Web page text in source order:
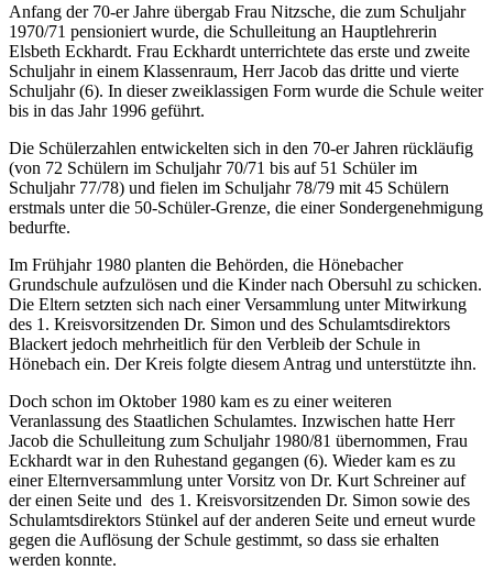
Anfang der 70-er Jahre übergab Frau Nitzsche, die zum Schuljahr
1970/71 pensioniert wurde, die Schulleitung an Hauptlehrerin
Elsbeth Eckhardt. Frau Eckhardt unterrichtete das erste und zweite
Schuljahr in einem Klassenraum, Herr Jacob das dritte und vierte
Schuljahr (6). In dieser zweiklassigen Form wurde die Schule weiter
bis in das Jahr 1996 geführt.
Die Schülerzahlen entwickelten sich in den 70-er Jahren rückläufig
(von 72 Schülern im Schuljahr 70/71 bis auf 51 Schüler im
Schuljahr 77/78) und fielen im Schuljahr 78/79 mit 45 Schülern
erstmals unter die 50-Schüler-Grenze, die einer Sondergenehmigung
bedurfte.
Im Frühjahr 1980 planten die Behörden, die Hönebacher
Grundschule aufzulösen und die Kinder nach Obersuhl zu schicken.
Die Eltern setzten sich nach einer Versammlung unter Mitwirkung
des 1. Kreisvorsitzenden Dr. Simon und des Schulamtsdirektors
Blackert jedoch mehrheitlich für den Verbleib der Schule in
Hönebach ein. Der Kreis folgte diesem Antrag und unterstützte ihn.
Doch schon im Oktober 1980 kam es zu einer weiteren
Veranlassung des Staatlichen Schulamtes. Inzwischen hatte Herr
Jacob die Schulleitung zum Schuljahr 1980/81 übernommen, Frau
Eckhardt war in den Ruhestand gegangen (6). Wieder kam es zu
einer Elternversammlung unter Vorsitz von Dr. Kurt Schreiner auf
der einen Seite und des 1. Kreisvorsitzenden Dr. Simon sowie des
Schulamtsdirektors Stünkel auf der anderen Seite und erneut wurde
gegen die Auflösung der Schule gestimmt, so dass sie erhalten
werden konnte.